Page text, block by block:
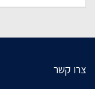
צרו קשר